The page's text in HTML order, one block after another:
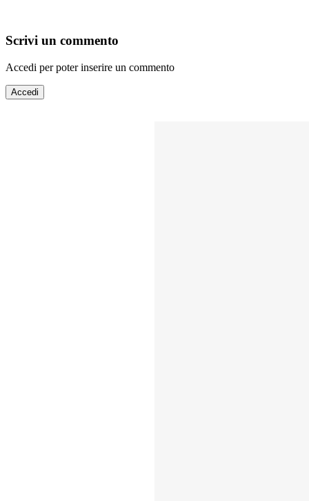
Scrivi un commento
Accedi per poter inserire un commento
Accedi